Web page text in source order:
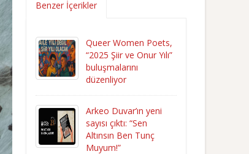
Benzer İçerikler
Queer Women Poets,
“2025 Şiir ve Onur Yılı”
buluşmalarını
düzenliyor
Arkeo Duvar’ın yeni
sayısı çıktı: “Sen
Altınsın Ben Tunç
Muyum!”